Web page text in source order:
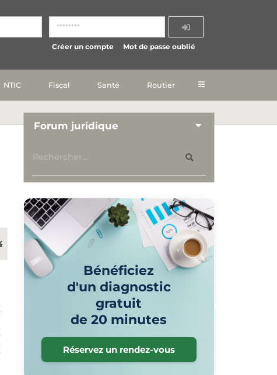
Créer un compte Mot de passe oublié
NTIC Fiscal Santé Routier
Forum juridique
Bénéficiez
d'un diagnostic
gratuit
de 20 minutes
Réservez un rendez-vous